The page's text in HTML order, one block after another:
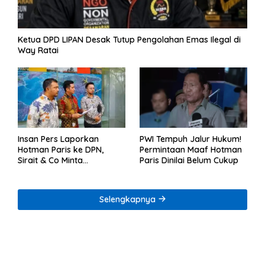
Ketua DPD LIPAN Desak Tutup Pengolahan Emas Ilegal di
Way Ratai
Insan Pers Laporkan
Hotman Paris ke DPN,
Sirait & Co Minta
PWI Tempuh Jalur Hukum!
Permintaan Maaf Hotman
Paris Dinilai Belum Cukup
Selengkapnya